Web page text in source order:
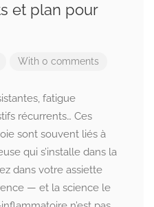
et plan pour
With 0 comments
fatigue
récurrents… Ces
sont souvent liés à
qui s’installe dans la
dans votre assiette
— et la science le